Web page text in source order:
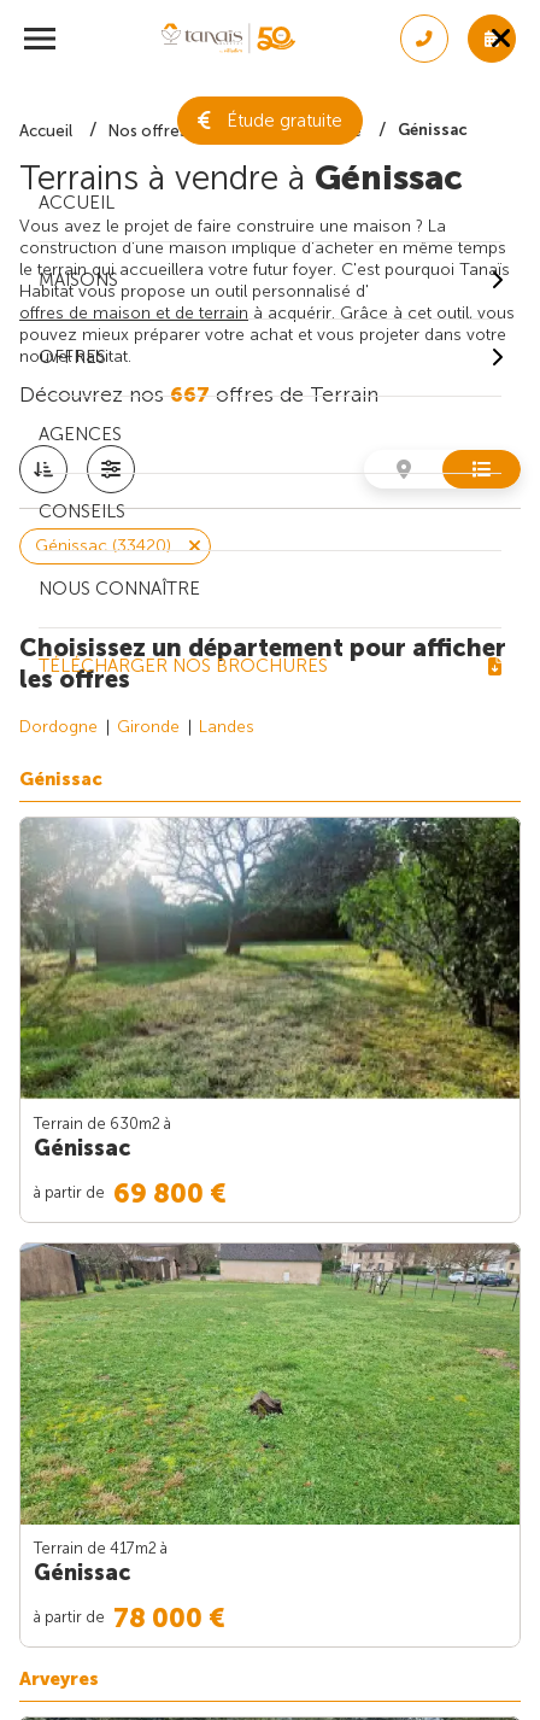
Étude gratuite
ACCUEIL
MAISONS
OFFRES
AGENCES
CONSEILS
NOUS CONNAÎTRE
TÉLÉCHARGER NOS BROCHURES
Accueil Nos offres de terrain Gironde Génissac
Terrains à vendre à Génissac
Vous avez le projet de faire construire une maison ? La
construction d'une maison implique d'acheter en même temps
le terrain qui accueillera votre futur foyer. C'est pourquoi Tanaïs
Habitat vous propose un outil personnalisé d'
offres de maison et de terrain à acquérir. Grâce à cet outil, vous
pouvez mieux préparer votre achat et vous projeter dans votre
nouvel habitat.
Découvrez nos667offres de Terrain
Génissac (33420)
Choisissez un département pour afficher
les offres
Dordogne Gironde Landes
Génissac
Terrain de 630m2 à
Génissac
à partir de 69 800 €
Terrain de 417m2 à
Génissac
à partir de 78 000 €
Arveyres